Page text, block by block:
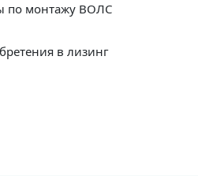
по монтажу ВОЛС
в лизинг